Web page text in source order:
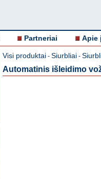
Partneriai Apie
Visi produktai - Siurbliai -
Automatinis išleidimo